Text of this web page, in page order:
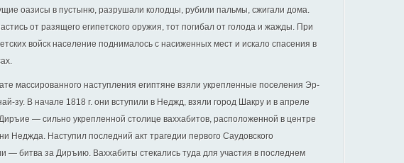
оазисы в пустыню, разрушали колодцы, рубили пальмы, сжигали дома.
от разящего египетского оружия, тот погибал от голода и жажды. При
войск население поднималось с насиженных мест и искало спасения в
массированного наступления египтяне взяли укрепленные поселения Эр-
зу. В начале 1818 г. они вступили в Неджд, взяли город Шакру и в апреле
— сильно укрепленной столице ваххабитов, расположенной в центре
Неджда. Наступил последний акт трагедии первого Саудовского
— битва за Диръию. Ваххабиты стекались туда для участия в последнем